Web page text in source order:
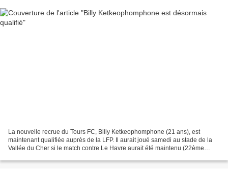
La nouvelle recrue du Tours FC, Billy Ketkeophomphone (21 ans), est
maintenant qualifiée auprès de la LFP. Il aurait joué samedi au stade de la
Vallée du Cher si le match contre Le Havre aurait été maintenu (22ème